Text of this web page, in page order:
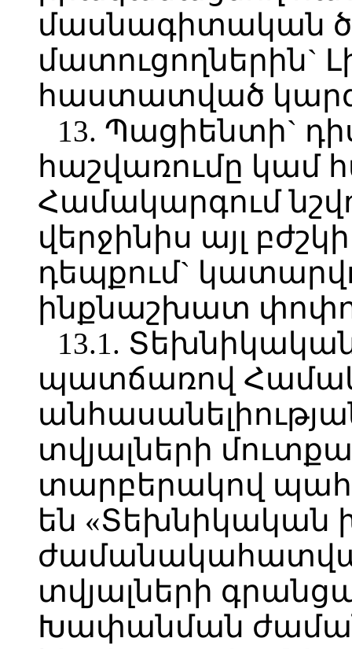
մասնագիտական
մատուցողներին`
հաստատված
13. Պացիենտի`
հաշվառումը կամ
Համակարգում
վերջինիս այլ
դեպքում`
ինքնաշխատ
13.1.
պատճառով
տվյալների
տարբերակով
են «Տեխնիկական
տվյալների
Խափանման